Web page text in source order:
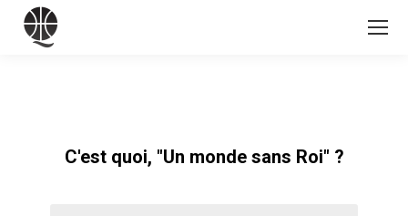
C'est quoi, "Un monde sans Roi" ?